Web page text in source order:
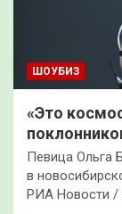
ШОУБИЗ
«Это
Певица Ольга
в
РИА Новости /